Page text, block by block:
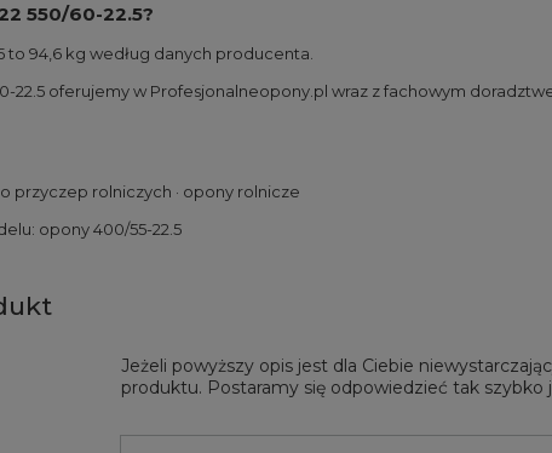
550/60-22.5?
to 94,6 kg według danych producenta.
22.5 oferujemy w Profesjonalneopony.pl wraz z fachowym
przyczep rolniczych · opony rolnicze
opony 400/55-22.5
Jeżeli powyższy opis jest dla Ciebie
produktu. Postaramy się odpowiedzieć tak szybko